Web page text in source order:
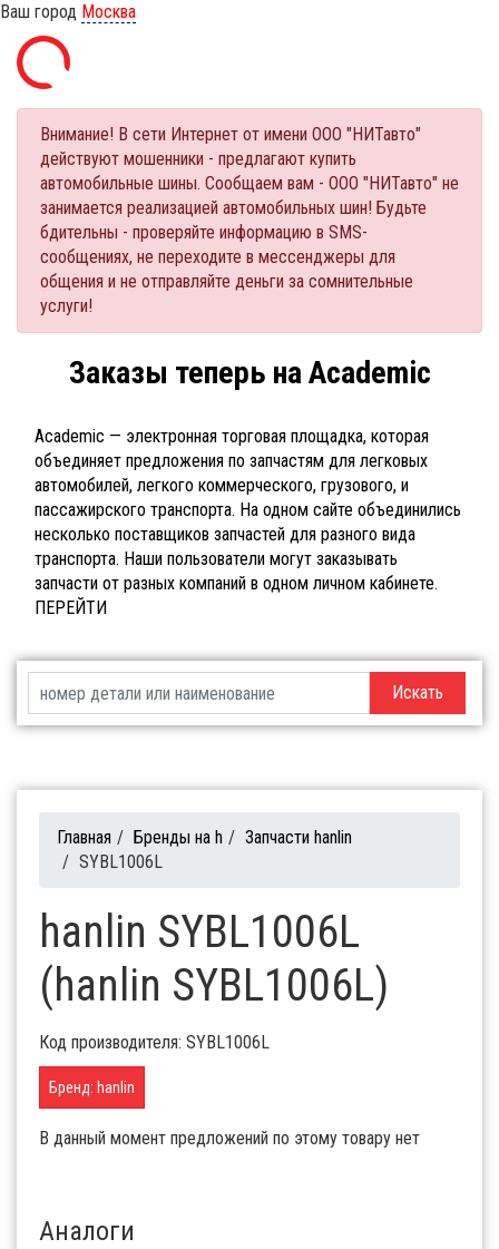
Ваш город Москва
Внимание! В сети Интернет от имени ООО "НИТавто"
действуют мошенники - предлагают купить
автомобильные шины. Сообщаем вам - ООО "НИТавто" не
занимается реализацией автомобильных шин! Будьте
бдительны - проверяйте информацию в SMS-
сообщениях, не переходите в мессенджеры для
общения и не отправляйте деньги за сомнительные
услуги!
Заказы теперь на Academic
Academic — электронная торговая площадка, которая
объединяет предложения по запчастям для легковых
автомобилей, легкого коммерческого, грузового, и
пассажирского транспорта. На одном сайте объединились
несколько поставщиков запчастей для разного вида
транспорта. Наши пользователи могут заказывать
запчасти от разных компаний в одном личном кабинете.
ПЕРЕЙТИ
Искать
Главная / Бренды на h / Запчасти hanlin
/ SYBL1006L
hanlin SYBL1006L
(hanlin SYBL1006L)
Код производителя: SYBL1006L
Бренд: hanlin
В данный момент предложений по этому товару нет
Аналоги